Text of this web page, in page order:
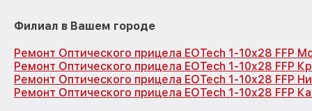
Филиал в Вашем городе
Ремонт Оптического прицела EOTech 1-10x28 FFP
Ремонт Оптического прицела EOTech 1-10x28 FFP
Ремонт Оптического прицела EOTech 1-10x28 FFP
Ремонт Оптического прицела EOTech 1-10x28 FFP